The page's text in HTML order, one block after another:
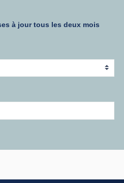
à jour tous les deux mois